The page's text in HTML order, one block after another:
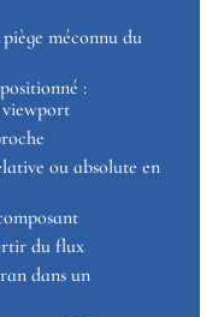
méconnu du
:
ou absolute en
du flux
dans un